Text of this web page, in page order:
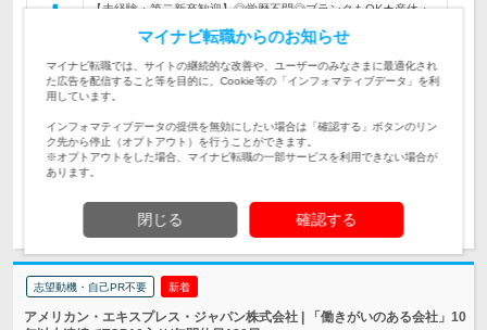
【未経験・第二新卒歓迎】◎学歴不問◎ブランクもOK★産休・
対応♪ワーキングママ活躍中
勤務地
【転居を伴う転勤無し/自宅から近い店舗へ配属OK】 希望をもと
に、福岡県・長崎県の拠点に配属します…
給与
月給168,800円〜＋夏・冬ミニボーナスあり（業績による） ※上
記給与には一律手当を含みます ※…
求人詳細を見る 気になる
志望動機・自己PR不要 新着
アメリカン・エキスプレス・ジャパン株式会社 | 「働きがいのある会社」10
マイナビ転職からのお知らせ
マイナビ転職では、サイトの継続的な改善や、ユーザーのみなさまに最適化され
た広告を配信すること等を目的に、Cookie等の「インフォマティブデータ」を利
用しています。
インフォマティブデータの提供を無効にしたい場合は「確認する」ボタンのリン
ク先から停止（オプトアウト）を行うことができます。
※オプトアウトをした場合、マイナビ転職の一部サービスを利用できない場合が
あります。
閉じる 確認する